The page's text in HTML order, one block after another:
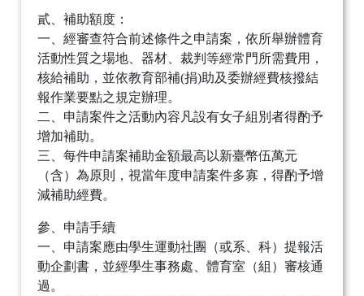
貳、補助額度：
一、經審查符合前述條件之申請案，依所舉辦體育
活動性質之場地、器材、裁判等經常門所需費用，
核給補助，並依教育部補(捐)助及委辦經費核撥結
報作業要點之規定辦理。
二、申請案件之活動內容凡設有女子組別者得酌予
增加補助。
三、每件申請案補助金額最高以新臺幣伍萬元
（含）為原則，視當年度申請案件多寡，得酌予增
減補助經費。
參、申請手續
一、申請案應由學生運動社團（或系、科）提報活
動企劃書，並經學生事務處、體育室（組）審核通
過。